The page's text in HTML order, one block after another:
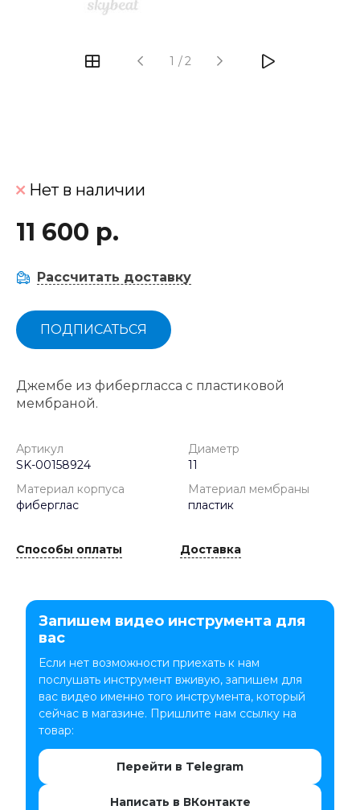
1 /2
Нет в наличии
11 600 р.
Рассчитать доставку
ПОДПИСАТЬСЯ
Джембе из фибергласса с пластиковой
мембраной.
Артикул
SK-00158924
Диаметр
11
Материал корпуса
фиберглас
Материал мембраны
пластик
Способы оплаты Доставка
Запишем видео инструмента для
вас
Если нет возможности приехать к нам
послушать инструмент вживую, запишем для
вас видео именно того инструмента, который
сейчас в магазине. Пришлите нам ссылку на
товар:
Перейти в Telegram
Написать в ВКонтакте